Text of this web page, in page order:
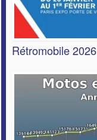
Rétromobile 2026